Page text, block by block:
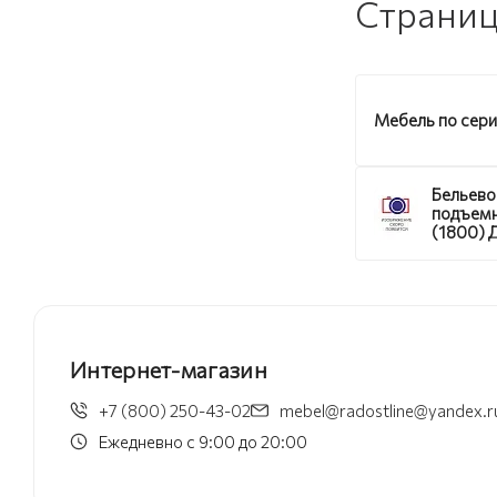
Мебель по
(1800)
Интернет-магазин
+7 (800) 250-43-02
Ежедневно с 9:00 до 20:00